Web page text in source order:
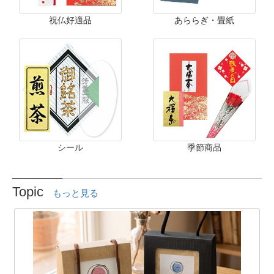
祝仏好適品 あららぎ・畳紙
シール 季節商品
Topic もっと見る